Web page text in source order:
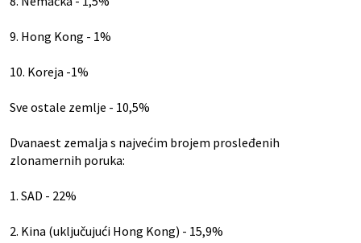
9. Hong Kong - 1%
10. Koreja -1%
Sve ostale zemlje - 10,5%
Dvanaest zemalja s najvećim brojem prosleđenih
zlonamernih poruka:
1. SAD - 22%
2. Kina (uključujući Hong Kong) - 15,9%